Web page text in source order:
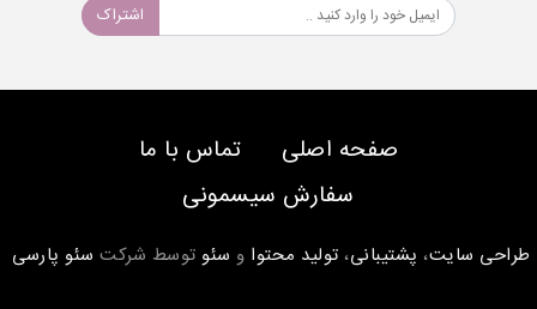
اشتراک
صفحه اصلی
تماس با ما
سفارش سیسمونی
طراحی سایت، پشتیبانی، تولید محتوا و سئو توسط شرکت سئو پارسی